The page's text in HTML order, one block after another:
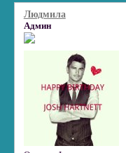
Людмила
Админ